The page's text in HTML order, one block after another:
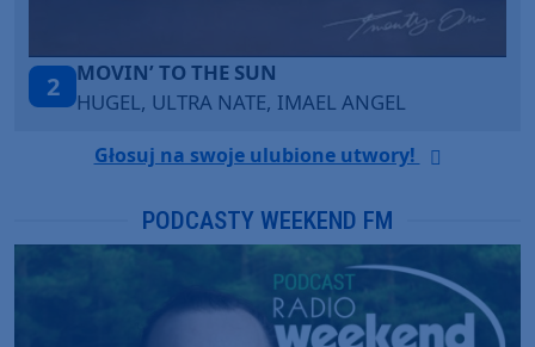
3
LEGENDARY LOVERS (SAVE ME)
KATY PERRY & CHIEF KEEF
Głosuj na swoje ulubione utwory!
PODCASTY WEEKEND FM